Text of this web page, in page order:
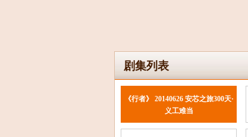
剧集列表
《行者》 20140626 安芯之旅300天·
义工难当